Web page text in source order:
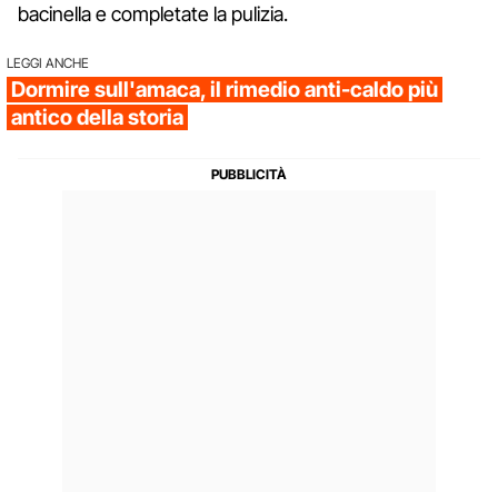
bacinella e completate la pulizia.
LEGGI ANCHE
Dormire sull'amaca, il rimedio anti-caldo più
antico della storia